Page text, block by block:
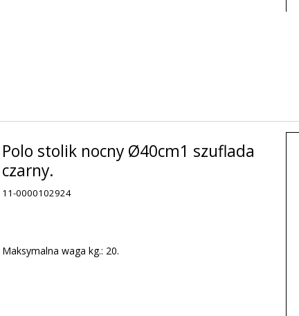
Polo stolik nocny Ø40cm1 szuflada
czarny.
11-0000102924
Maksymalna waga kg.: 20.